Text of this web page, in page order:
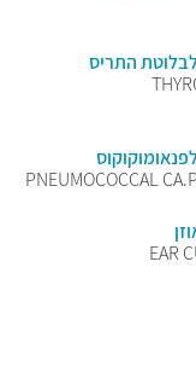
לבלוטת התריס
PNEUMOCOCCAL
EAR